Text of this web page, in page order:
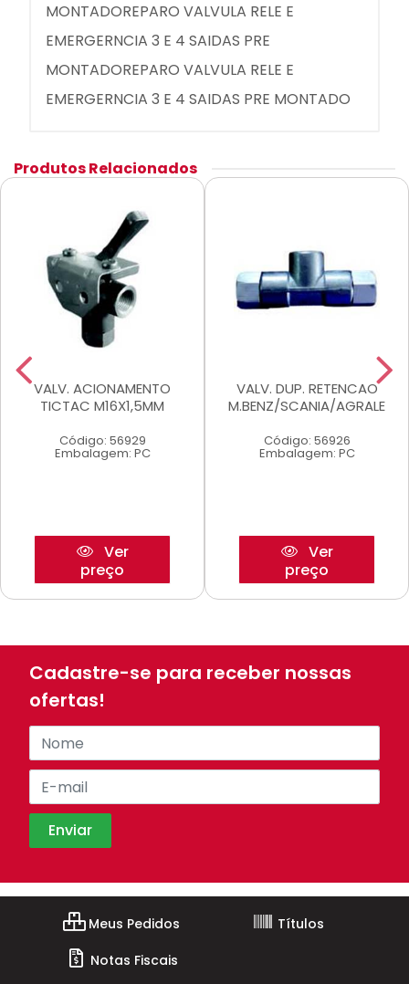
MONTADOREPARO VALVULA RELE E
EMERGERNCIA 3 E 4 SAIDAS PRE
MONTADOREPARO VALVULA RELE E
EMERGERNCIA 3 E 4 SAIDAS PRE MONTADO
Produtos Relacionados
VALV. ACIONAMENTO
TICTAC M16X1,5MM
Código: 56929
Embalagem: PC
Ver
preço
VALV. DUP. RETENCAO
M.BENZ/SCANIA/AGRALE
Código: 56926
Embalagem: PC
Ver
preço
Cadastre-se para receber nossas
ofertas!
Meus Pedidos
Títulos
Notas Fiscais